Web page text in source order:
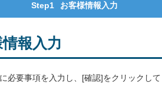
Step1 お客様情報入力
報入力
必要事項を入力し、[確認]をクリックし